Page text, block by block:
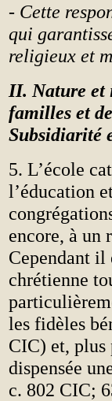
- Cette
qui
religieux et
II. Nature et
familles et
Subsidiarité
5. L’école
l’éducation
encore, à un
Cependant il
chrétienne
les fidèles
CIC) et, plus
dispensée
c. 802 CIC;